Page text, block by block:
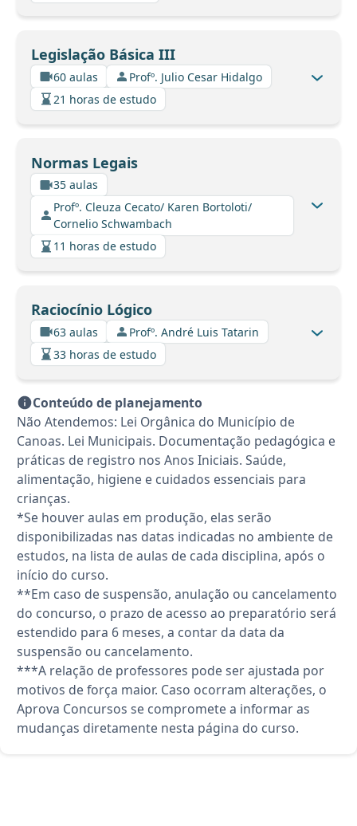
Legislação Básica III
60 aulas
Profº. Julio Cesar Hidalgo
21 horas de estudo
Normas Legais
35 aulas
Profº. Cleuza Cecato/ Karen Bortoloti/
Cornelio Schwambach
11 horas de estudo
Raciocínio Lógico
63 aulas
Profº. André Luis Tatarin
33 horas de estudo
Conteúdo de planejamento
Não Atendemos: Lei Orgânica do Município de
Canoas. Lei Municipais. Documentação pedagógica e
práticas de registro nos Anos Iniciais. Saúde,
alimentação, higiene e cuidados essenciais para
crianças.
*Se houver aulas em produção, elas serão
disponibilizadas nas datas indicadas no ambiente de
estudos, na lista de aulas de cada disciplina, após o
início do curso.
**Em caso de suspensão, anulação ou cancelamento
do concurso, o prazo de acesso ao preparatório será
estendido para 6 meses, a contar da data da
suspensão ou cancelamento.
***A relação de professores pode ser ajustada por
motivos de força maior. Caso ocorram alterações, o
Aprova Concursos se compromete a informar as
mudanças diretamente nesta página do curso.